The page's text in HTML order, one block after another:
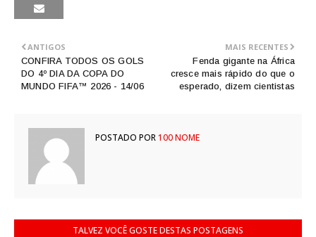
MAIS RECENTES
Fenda gigante na África
cresce mais rápido do que o
esperado, dizem cientistas
ANTIGOS
CONFIRA TODOS OS GOLS
DO 4º DIA DA COPA DO
MUNDO FIFA™ 2026 - 14/06
POSTADO POR100 NOME
TALVEZ VOCÊ GOSTE DESTAS POSTAGENS